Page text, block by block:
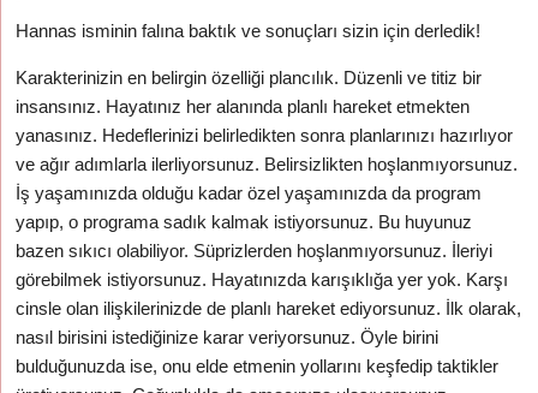
Hannas isminin falına baktık ve sonuçları sizin için derledik!
Karakterinizin en belirgin özelliği plancılık. Düzenli ve titiz bir
insansınız. Hayatınız her alanında planlı hareket etmekten
yanasınız. Hedeflerinizi belirledikten sonra planlarınızı hazırlıyor
ve ağır adımlarla ilerliyorsunuz. Belirsizlikten hoşlanmıyorsunuz.
İş yaşamınızda olduğu kadar özel yaşamınızda da program
yapıp, o programa sadık kalmak istiyorsunuz. Bu huyunuz
bazen sıkıcı olabiliyor. Süprizlerden hoşlanmıyorsunuz. İleriyi
görebilmek istiyorsunuz. Hayatınızda karışıklığa yer yok. Karşı
cinsle olan ilişkilerinizde de planlı hareket ediyorsunuz. İlk olarak,
nasıl birisini istediğinize karar veriyorsunuz. Öyle birini
bulduğunuzda ise, onu elde etmenin yollarını keşfedip taktikler